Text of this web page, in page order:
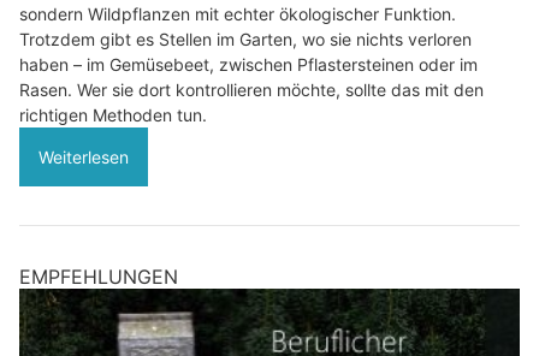
sondern Wildpflanzen mit echter ökologischer Funktion.
Trotzdem gibt es Stellen im Garten, wo sie nichts verloren
haben – im Gemüsebeet, zwischen Pflastersteinen oder im
Rasen. Wer sie dort kontrollieren möchte, sollte das mit den
richtigen Methoden tun.
Weiterlesen
EMPFEHLUNGEN